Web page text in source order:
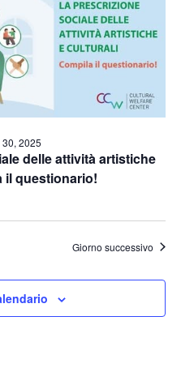
delle attività artistiche
il questionario!
2025
Giorno successivo